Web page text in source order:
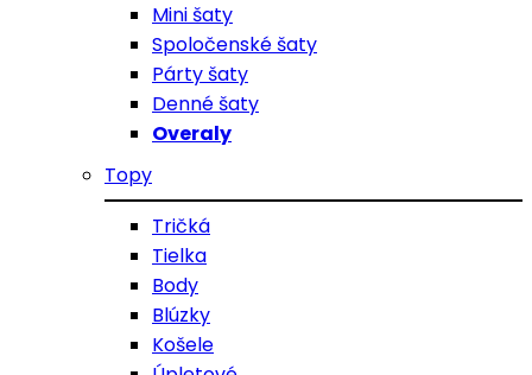
Mini šaty
Spoločenské šaty
Párty šaty
Denné šaty
Overaly
Topy
Tričká
Tielka
Body
Blúzky
Košele